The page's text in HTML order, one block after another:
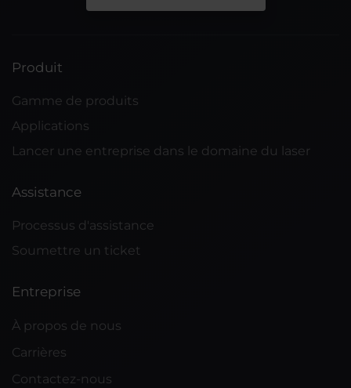
Produit
Gamme de produits
Applications
Lancer une entreprise dans le domaine du laser
Assistance
Processus d'assistance
Soumettre un ticket
Entreprise
À propos de nous
Carrières
Contactez-nous